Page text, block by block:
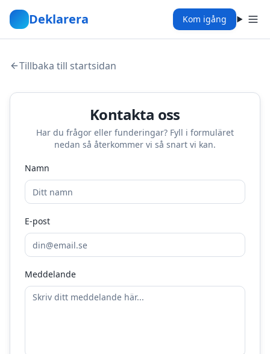
Deklarera Kom igång
Tillbaka till startsidan
Kontakta oss – Deklarera
Kontakta oss
Har du frågor eller funderingar? Fyll i formuläret
nedan så återkommer vi så snart vi kan.
Namn
E-post
Meddelande